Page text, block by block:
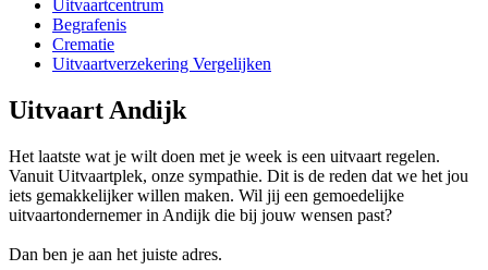
Uitvaartcentrum
Begrafenis
Crematie
Uitvaartverzekering Vergelijken
Uitvaart Andijk
Het laatste wat je wilt doen met je week is een uitvaart regelen.
Vanuit Uitvaartplek, onze sympathie. Dit is de reden dat we het jou
iets gemakkelijker willen maken. Wil jij een gemoedelijke
uitvaartondernemer in Andijk die bij jouw wensen past?
Dan ben je aan het juiste adres.